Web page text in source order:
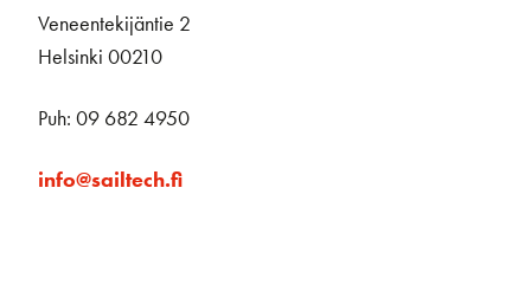
Veneentekijäntie 2
Helsinki 00210
Puh: 09 682 4950
info@sailtech.fi